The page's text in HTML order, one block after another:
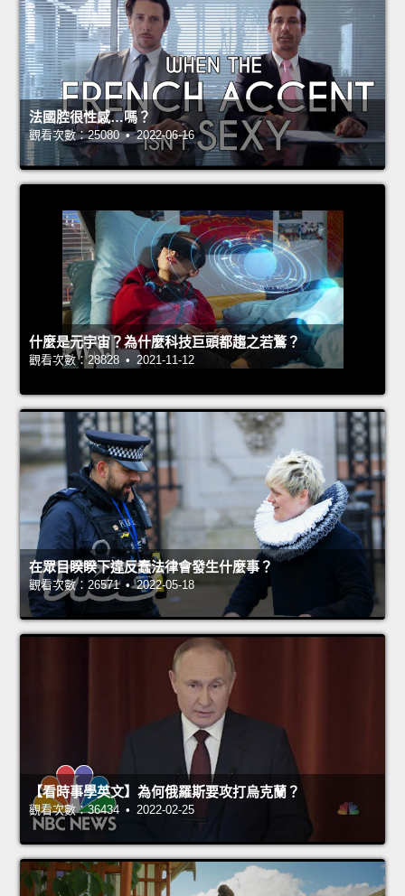
法國腔很性感…嗎？
觀看次數：25080 • 2022-06-16
什麼是元宇宙？為什麼科技巨頭都趨之若鶩？
觀看次數：28828 • 2021-11-12
在眾目睽睽下違反蠢法律會發生什麼事？
觀看次數：26571 • 2022-05-18
【看時事學英文】為何俄羅斯要攻打烏克蘭？
觀看次數：36434 • 2022-02-25